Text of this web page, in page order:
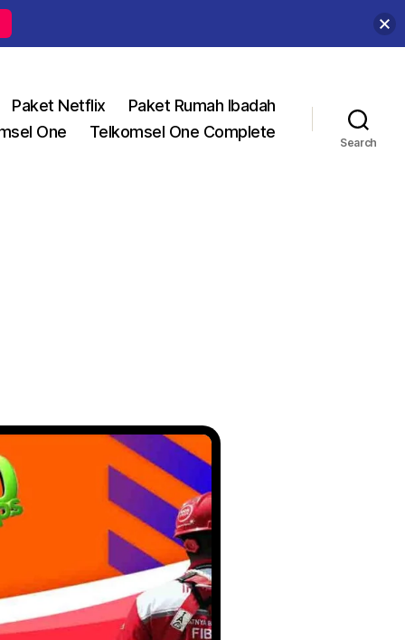
Paket Netflix
Paket Rumah Ibadah
One
Telkomsel One Complete
Search